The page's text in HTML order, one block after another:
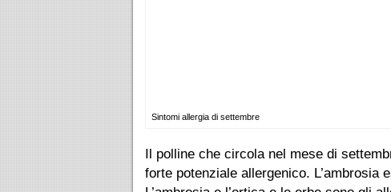
Sintomi allergia di settembre
Il polline che circola nel mese di
forte potenziale allergenico. L’ambrosia